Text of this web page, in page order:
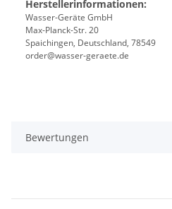
Herstellerinformationen:
Wasser-Geräte GmbH
Max-Planck-Str. 20
Spaichingen, Deutschland, 78549
order@wasser-geraete.de
Bewertungen